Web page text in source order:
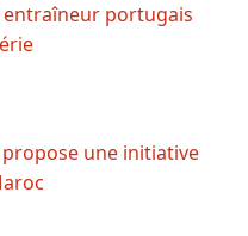
entraîneur portugais
une initiative